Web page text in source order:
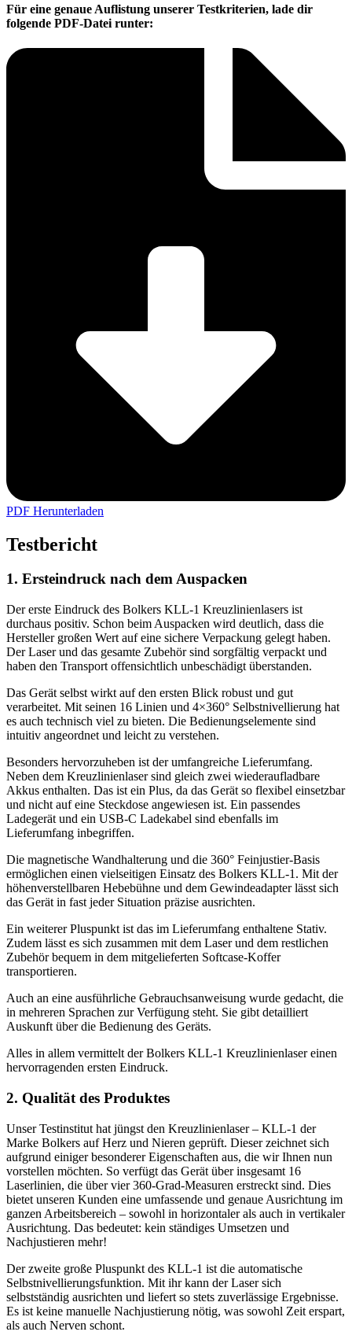
Für eine genaue Auflistung unserer Testkriterien, lade dir
folgende PDF-Datei runter:
PDF Herunterladen
Testbericht
1. Ersteindruck nach dem Auspacken
Der erste Eindruck des Bolkers KLL-1 Kreuzlinienlasers ist
durchaus positiv. Schon beim Auspacken wird deutlich, dass die
Hersteller großen Wert auf eine sichere Verpackung gelegt haben.
Der Laser und das gesamte Zubehör sind sorgfältig verpackt und
haben den Transport offensichtlich unbeschädigt überstanden.
Das Gerät selbst wirkt auf den ersten Blick robust und gut
verarbeitet. Mit seinen 16 Linien und 4×360° Selbstnivellierung hat
es auch technisch viel zu bieten. Die Bedienungselemente sind
intuitiv angeordnet und leicht zu verstehen.
Besonders hervorzuheben ist der umfangreiche Lieferumfang.
Neben dem Kreuzlinienlaser sind gleich zwei wiederaufladbare
Akkus enthalten. Das ist ein Plus, da das Gerät so flexibel einsetzbar
und nicht auf eine Steckdose angewiesen ist. Ein passendes
Ladegerät und ein USB-C Ladekabel sind ebenfalls im
Lieferumfang inbegriffen.
Die magnetische Wandhalterung und die 360° Feinjustier-Basis
ermöglichen einen vielseitigen Einsatz des Bolkers KLL-1. Mit der
höhenverstellbaren Hebebühne und dem Gewindeadapter lässt sich
das Gerät in fast jeder Situation präzise ausrichten.
Ein weiterer Pluspunkt ist das im Lieferumfang enthaltene Stativ.
Zudem lässt es sich zusammen mit dem Laser und dem restlichen
Zubehör bequem in dem mitgelieferten Softcase-Koffer
transportieren.
Auch an eine ausführliche Gebrauchsanweisung wurde gedacht, die
in mehreren Sprachen zur Verfügung steht. Sie gibt detailliert
Auskunft über die Bedienung des Geräts.
Alles in allem vermittelt der Bolkers KLL-1 Kreuzlinienlaser einen
hervorragenden ersten Eindruck.
2. Qualität des Produktes
Unser Testinstitut hat jüngst den Kreuzlinienlaser – KLL-1 der
Marke Bolkers auf Herz und Nieren geprüft. Dieser zeichnet sich
aufgrund einiger besonderer Eigenschaften aus, die wir Ihnen nun
vorstellen möchten. So verfügt das Gerät über insgesamt 16
Laserlinien, die über vier 360-Grad-Measuren erstreckt sind. Dies
bietet unseren Kunden eine umfassende und genaue Ausrichtung im
ganzen Arbeitsbereich – sowohl in horizontaler als auch in vertikaler
Ausrichtung. Das bedeutet: kein ständiges Umsetzen und
Nachjustieren mehr!
Der zweite große Pluspunkt des KLL-1 ist die automatische
Selbstnivellierungsfunktion. Mit ihr kann der Laser sich
selbstständig ausrichten und liefert so stets zuverlässige Ergebnisse.
Es ist keine manuelle Nachjustierung nötig, was sowohl Zeit erspart,
als auch Nerven schont.